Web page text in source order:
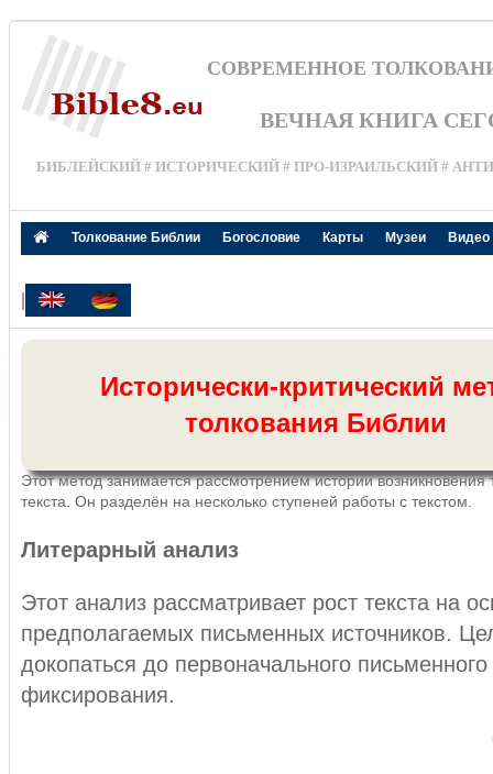
СОВРЕМЕННОЕ
ВЕЧНАЯ КНИГА
БИБЛЕЙСКИЙ # ИСТОРИЧЕСКИЙ # ПРО-ИЗРАИЛЬСКИЙ #
Толкование Библии Богословие Карты Музеи Видео
|
Исторически-критический
толкования Библии
Этот метод занимается рассмотрением истории возникновения
текста. Он разделён на несколько ступеней работы с текстом.
Литерарный анализ
Этот анализ рассматривает рост текста на
предполагаемых письменных источников.
докопаться до первоначального письменного
фиксирования.